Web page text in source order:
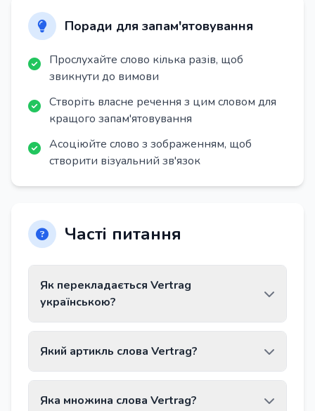
Поради для запам'ятовування
Прослухайте слово кілька разів, щоб
звикнути до вимови
Створіть власне речення з цим словом для
кращого запам'ятовування
Асоціюйте слово з зображенням, щоб
створити візуальний зв'язок
Часті питання
Як перекладається Vertrag
українською?
договір».
Який артикль слова Vertrag?
Яка множина слова Vertrag?